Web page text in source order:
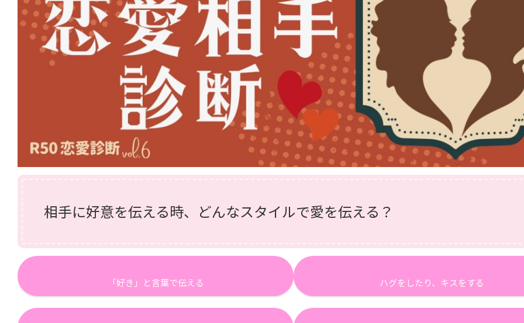
相手に好意を伝える時、どんなスタイルで愛を伝える？
「好き」と言葉で伝える ハグをしたり、キスをする